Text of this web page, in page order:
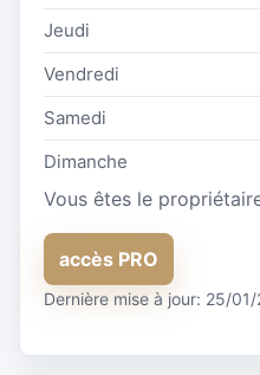
Jeudi
Vendredi
Samedi
Dimanche
Vous êtes le
accès PRO
Dernière mise à jour: 25/